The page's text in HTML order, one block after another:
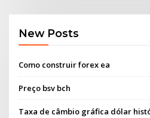
New Posts
Como construir forex ea
Preço bsv bch
Taxa de câmbio gráfica dólar